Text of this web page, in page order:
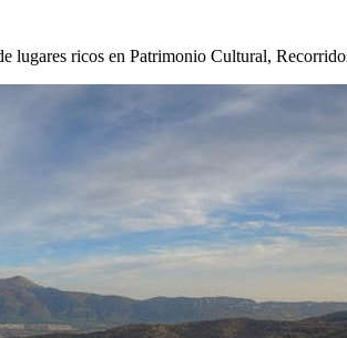
lugares ricos en Patrimonio Cultural,